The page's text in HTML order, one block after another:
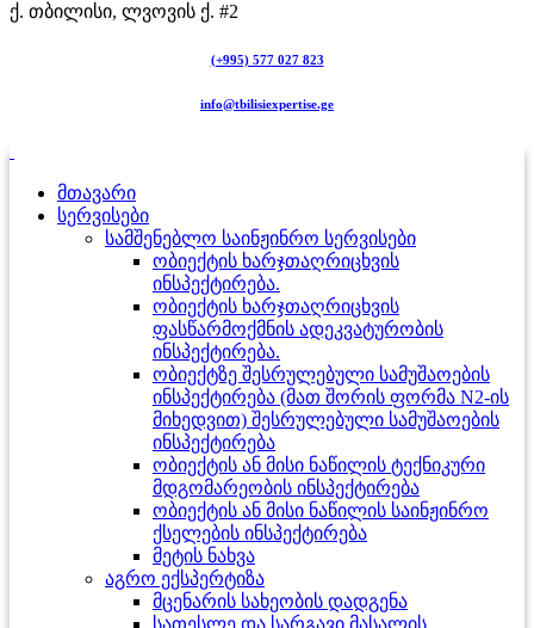
ქ. თბილისი, ლვოვის ქ. #2
(+995) 577 027 823
info@tbilisiexpertise.ge
მთავარი
სერვისები
სამშენებლო საინჟინრო სერვისები
ობიექტის ხარჯთაღრიცხვის
ინსპექტირება.
ობიექტის ხარჯთაღრიცხვის
ფასწარმოქმნის ადეკვატურობის
ინსპექტირება.
ობიექტზე შესრულებული სამუშაოების
ინსპექტირება (მათ შორის ფორმა N2-ის
მიხედვით) შესრულებული სამუშაოების
ინსპექტირება
ობიექტის ან მისი ნაწილის ტექნიკური
მდგომარეობის ინსპექტირება
ობიექტის ან მისი ნაწილის საინჟინრო
ქსელების ინსპექტირება
მეტის ნახვა
აგრო ექსპერტიზა
მცენარის სახეობის დადგენა
სათესლე და სარგავი მასალის